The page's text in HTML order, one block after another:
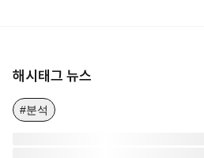
해시태그 뉴스
#분석